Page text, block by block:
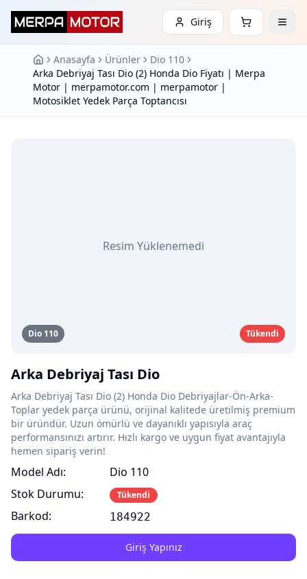
Giriş
Anasayfa Ürünler
Dio 110
Arka Debriyaj Tası Dio (2) Honda Dio Fiyatı | Merpa
Motor | merpamotor.com | merpamotor |
Motosiklet Yedek Parça Toptancısı
Dio 110 Tükendi
Resim Yüklenemedi
Arka Debriyaj Tası Dio
Arka Debriyaj Tası Dio (2) Honda Dio Debriyajlar-Ön-Arka-
Toplar yedek parça ürünü, orijinal kalitede üretilmiş premium
bir üründür. Uzun ömürlü ve dayanıklı yapısıyla araç
performansınızı artırır. Hızlı kargo ve uygun fiyat avantajıyla
hemen sipariş verin!
Model Adı:
Stok Durumu:
Barkod:
Dio 110
Tükendi
184922
Giriş Yapınız